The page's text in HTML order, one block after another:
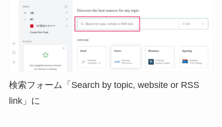
検索フォーム「Search by topic, website or RSS
link」に